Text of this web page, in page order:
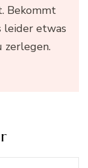
Bekommt
leider etwas
zerlegen.